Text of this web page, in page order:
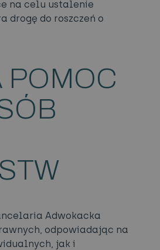
na celu ustalenie
drogę do roszczeń o
POMOC
Adwokacka
odpowiadając na
jak i